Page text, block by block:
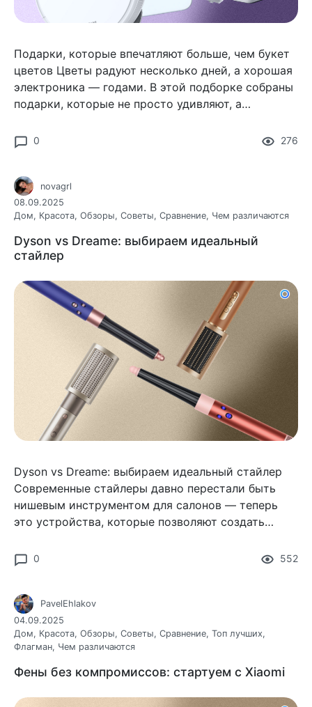
Подарки, которые впечатляют больше, чем букет
цветов Цветы радуют несколько дней, а хорошая
электроника — годами. В этой подборке собраны
подарки, которые не просто удивляют, а
276
0
novagrl
08.09.2025
Дом, Красота, Обзоры, Советы, Сравнение, Чем различаются
Dyson vs Dreame: выбираем идеальный
стайлер
Dyson vs Dreame: выбираем идеальный стайлер
Современные стайлеры давно перестали быть
нишевым инструментом для салонов — теперь
это устройства, которые позволяют создать
феном.
552
0
PavelEhlakov
04.09.2025
Дом, Красота, Обзоры, Советы, Сравнение, Топ лучших,
Флагман, Чем различаются
Фены без компромиссов: стартуем с Xiaomi